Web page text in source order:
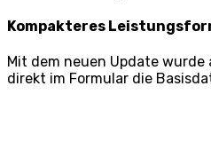
Kompakteres
Mit dem neuen Update
direkt im Formular die